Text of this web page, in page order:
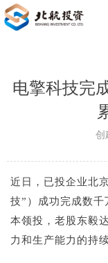
电擎科技完
近日，已投企业北
技”）成功完成数
本领投，老股东毅
力和生产能力的持
创